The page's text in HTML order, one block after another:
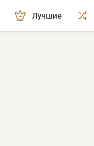
Лучшие